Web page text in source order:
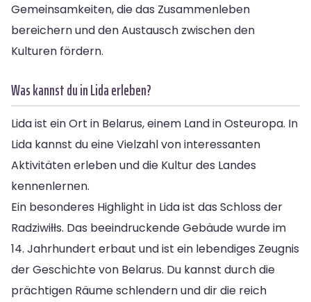
Gemeinsamkeiten, die das Zusammenleben
bereichern und den Austausch zwischen den
Kulturen fördern.
Was kannst du in Lida erleben?
Lida ist ein Ort in Belarus, einem Land in Osteuropa. In
Lida kannst du eine Vielzahl von interessanten
Aktivitäten erleben und die Kultur des Landes
kennenlernen.
Ein besonderes Highlight in Lida ist das Schloss der
Radziwiłłs. Das beeindruckende Gebäude wurde im
14. Jahrhundert erbaut und ist ein lebendiges Zeugnis
der Geschichte von Belarus. Du kannst durch die
prächtigen Räume schlendern und dir die reich